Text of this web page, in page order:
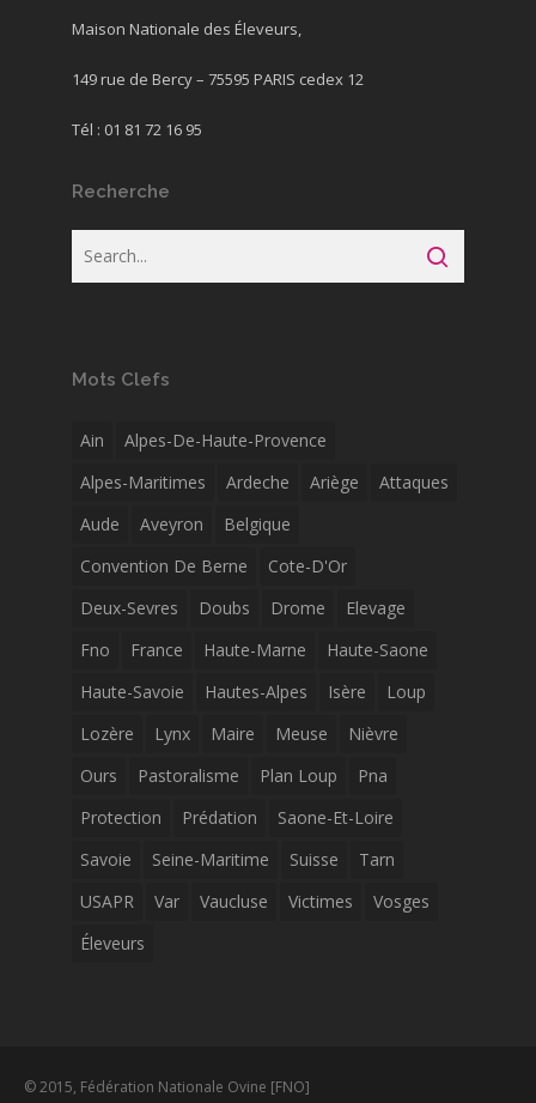
Maison Nationale des Éleveurs,
149 rue de Bercy – 75595 PARIS cedex 12
Tél : 01 81 72 16 95
Recherche
Mots Clefs
Ain
Alpes-De-Haute-Provence
Alpes-Maritimes
Ardeche Ariège
Attaques
Aude
Aveyron
Belgique
Convention De Berne
Cote-D'Or
Deux-Sevres
Doubs Drome
Elevage
Fno
France Haute-Marne
Haute-Saone
Haute-Savoie
Hautes-Alpes Isère
Loup
Lozère
Lynx Maire Meuse
Nièvre
Ours
Pastoralisme Plan Loup
Pna
Protection
Prédation
Saone-Et-Loire
Savoie
Seine-Maritime Suisse
Tarn
USAPR
Var Vaucluse Victimes
Vosges
Éleveurs
© 2015, Fédération Nationale Ovine [FNO]